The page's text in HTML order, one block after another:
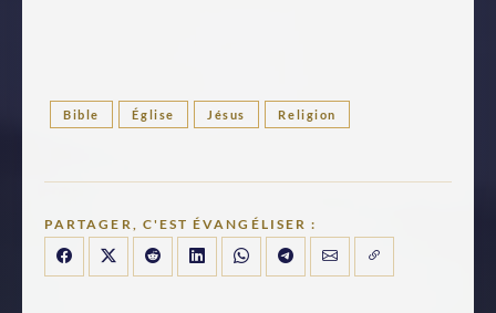
Bible Église Jésus Religion
PARTAGER, C'EST ÉVANGÉLISER :